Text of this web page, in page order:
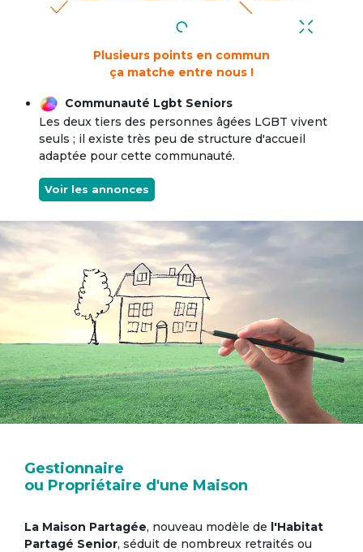
Plusieurs points en commun
ça matche entre nous !
Communauté Lgbt Seniors
Les deux tiers des personnes âgées LGBT vivent
seuls ; il existe très peu de structure d'accueil
adaptée pour cette communauté.
Voir les annonces
Gestionnaire
ou Propriétaire d'une Maison
La Maison Partagée, nouveau modèle de l'Habitat
Partagé Senior, séduit de nombreux retraités ou